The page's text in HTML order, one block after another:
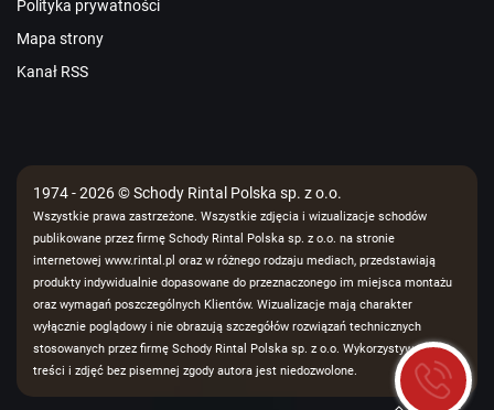
Polityka prywatności
Mapa strony
Kanał RSS
1974 - 2026 © Schody Rintal Polska sp. z o.o.
Wszystkie prawa zastrzeżone. Wszystkie zdjęcia i wizualizacje schodów
publikowane przez firmę Schody Rintal Polska sp. z o.o. na stronie
internetowej www.rintal.pl oraz w różnego rodzaju mediach, przedstawiają
produkty indywidualnie dopasowane do przeznaczonego im miejsca montażu
oraz wymagań poszczególnych Klientów. Wizualizacje mają charakter
wyłącznie poglądowy i nie obrazują szczegółów rozwiązań technicznych
stosowanych przez firmę Schody Rintal Polska sp. z o.o. Wykorzystywanie
treści i zdjęć bez pisemnej zgody autora jest niedozwolone.